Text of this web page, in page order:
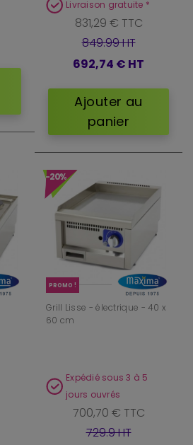
Livraison gratuite *
831,29 € TTC
849.99 HT
692,74 € HT
Ajouter au
panier
-20%
PROMO !
Grill Lisse - électrique - 40 x
60 cm
Expédié sous 3 à 5
jours ouvrés
700,70 € TTC
729.9 HT